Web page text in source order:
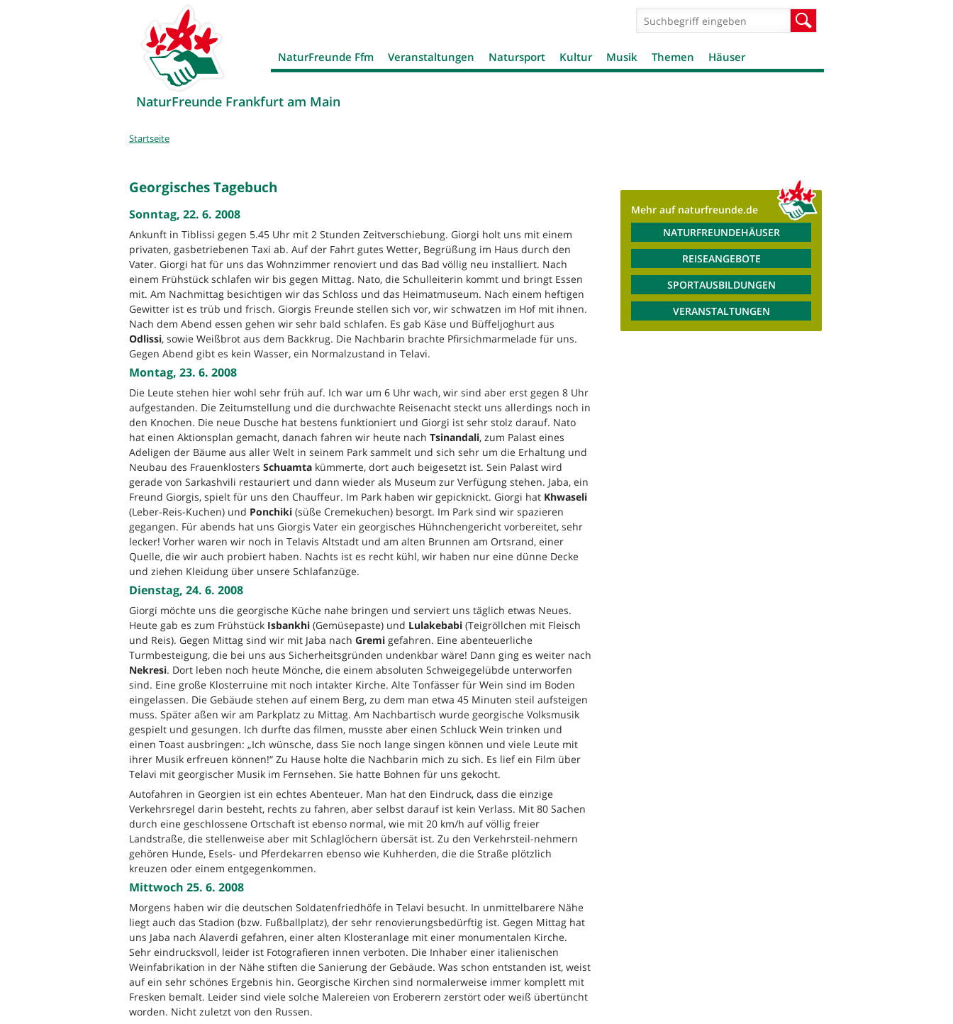
NaturFreunde Frankfurt am Main
Suchformular
NaturFreunde Ffm Veranstaltungen Natursport Kultur Musik Themen Häuser
Sie
Startseite
Georgisches Tagebuch
Sonntag, 22. 6. 2008
Ankunft in Tiblissi gegen 5.45 Uhr mit 2 Stunden Zeitverschiebung. Giorgi holt uns mit einem
privaten, gasbetriebenen Taxi ab. Auf der Fahrt gutes Wetter, Begrüßung im Haus durch den
Vater. Giorgi hat für uns das Wohnzimmer renoviert und das Bad völlig neu installiert. Nach
einem Frühstück schlafen wir bis gegen Mittag. Nato, die Schulleiterin kommt und bringt Essen
mit. Am Nachmittag besichtigen wir das Schloss und das Heimatmuseum. Nach einem heftigen
Gewitter ist es trüb und frisch. Giorgis Freunde stellen sich vor, wir schwatzen im Hof mit ihnen.
Nach dem Abend essen gehen wir sehr bald schlafen. Es gab Käse und Büffeljoghurt aus
Odlissi, sowie Weißbrot aus dem Backkrug. Die Nachbarin brachte Pfirsichmarmelade für uns.
Gegen Abend gibt es kein Wasser, ein Normalzustand in Telavi.
Montag, 23. 6. 2008
Die Leute stehen hier wohl sehr früh auf. Ich war um 6 Uhr wach, wir sind aber erst gegen 8 Uhr
aufgestanden. Die Zeitumstellung und die durchwachte Reisenacht steckt uns allerdings noch in
den Knochen. Die neue Dusche hat bestens funktioniert und Giorgi ist sehr stolz darauf. Nato
hat einen Aktionsplan gemacht, danach fahren wir heute nach Tsinandali, zum Palast eines
Adeligen der Bäume aus aller Welt in seinem Park sammelt und sich sehr um die Erhaltung und
Neubau des Frauenklosters Schuamta kümmerte, dort auch beigesetzt ist. Sein Palast wird
gerade von Sarkashvili restauriert und dann wieder als Museum zur Verfügung stehen. Jaba, ein
Freund Giorgis, spielt für uns den Chauffeur. Im Park haben wir gepicknickt. Giorgi hat Khwaseli
(Leber-Reis-Kuchen) und Ponchiki (süße Cremekuchen) besorgt. Im Park sind wir spazieren
gegangen. Für abends hat uns Giorgis Vater ein georgisches Hühnchengericht vorbereitet, sehr
lecker! Vorher waren wir noch in Telavis Altstadt und am alten Brunnen am Ortsrand, einer
Quelle, die wir auch probiert haben. Nachts ist es recht kühl, wir haben nur eine dünne Decke
und ziehen Kleidung über unsere Schlafanzüge.
Dienstag, 24. 6. 2008
Giorgi möchte uns die georgische Küche nahe bringen und serviert uns täglich etwas Neues.
Heute gab es zum Frühstück Isbankhi (Gemüsepaste) und Lulakebabi (Teigröllchen mit Fleisch
und Reis). Gegen Mittag sind wir mit Jaba nach Gremi gefahren. Eine abenteuerliche
Turmbesteigung, die bei uns aus Sicherheitsgründen undenkbar wäre! Dann ging es weiter nach
Nekresi. Dort leben noch heute Mönche, die einem absoluten Schweigegelübde unterworfen
sind. Eine große Klosterruine mit noch intakter Kirche. Alte Tonfässer für Wein sind im Boden
eingelassen. Die Gebäude stehen auf einem Berg, zu dem man etwa 45 Minuten steil aufsteigen
muss. Später aßen wir am Parkplatz zu Mittag. Am Nachbartisch wurde georgische Volksmusik
gespielt und gesungen. Ich durfte das filmen, musste aber einen Schluck Wein trinken und
einen Toast ausbringen: „Ich wünsche, dass Sie noch lange singen können und viele Leute mit
ihrer Musik erfreuen können!“ Zu Hause holte die Nachbarin mich zu sich. Es lief ein Film über
Telavi mit georgischer Musik im Fernsehen. Sie hatte Bohnen für uns gekocht.
Autofahren in Georgien ist ein echtes Abenteuer. Man hat den Eindruck, dass die einzige
Verkehrsregel darin besteht, rechts zu fahren, aber selbst darauf ist kein Verlass. Mit 80 Sachen
durch eine geschlossene Ortschaft ist ebenso normal, wie mit 20 km/h auf völlig freier
Landstraße, die stellenweise aber mit Schlaglöchern übersät ist. Zu den Verkehrsteil-nehmern
gehören Hunde, Esels- und Pferdekarren ebenso wie Kuhherden, die die Straße plötzlich
kreuzen oder einem entgegenkommen.
Mittwoch 25. 6. 2008
Morgens haben wir die deutschen Soldatenfriedhöfe in Telavi besucht. In unmittelbarere Nähe
liegt auch das Stadion (bzw. Fußballplatz), der sehr renovierungsbedürftig ist. Gegen Mittag hat
uns Jaba nach Alaverdi gefahren, einer alten Klosteranlage mit einer monumentalen Kirche.
Sehr eindrucksvoll, leider ist Fotografieren innen verboten. Die Inhaber einer italienischen
Weinfabrikation in der Nähe stiften die Sanierung der Gebäude. Was schon entstanden ist, weist
auf ein sehr schönes Ergebnis hin. Georgische Kirchen sind normalerweise immer komplett mit
Fresken bemalt. Leider sind viele solche Malereien von Eroberern zerstört oder weiß übertüncht
worden. Nicht zuletzt von den Russen.
Mehr auf naturfreunde.de
NATURFREUNDEHÄUSER
REISEANGEBOTE
SPORTAUSBILDUNGEN
VERANSTALTUNGEN